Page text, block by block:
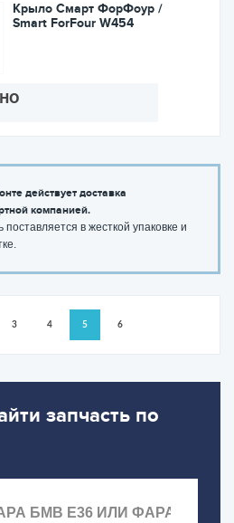
Крыло Смарт ФорФоур /
Smart ForFour W454
действует доставка
компанией.
поставляется в жесткой упаковке и
3 4 5 6
запчасть по